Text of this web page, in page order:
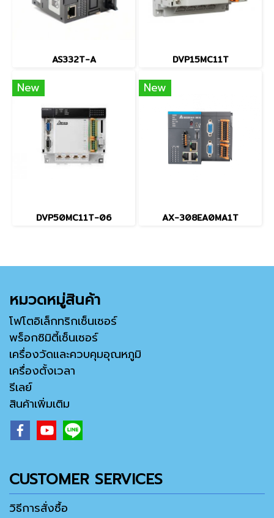
AS332T-A DVP15MC11T
New
DVP50MC11T-06
New
AX-308EA0MA1T
หมวดหมู่สินค้า
โฟโตอิเล็กทริกเซ็นเซอร์
พร็อกซิมิตี้เซ็นเซอร์
เครื่องวัดและควบคุมอุณหภูมิ
เครื่องตั้งเวลา
รีเลย์
สินค้าเพิ่มเติม
CUSTOMER SERVICES
วิธีการสั่งซื้อ